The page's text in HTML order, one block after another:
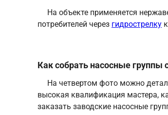
На объекте применяется
потребителей через гидрострелку
Как собрать насосные группы
На четвертом фото можно
высокая квалификация мастера,
заказать заводские насосные